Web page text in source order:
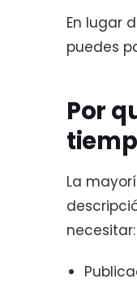
En lugar
puedes
Por
La
necesitar: